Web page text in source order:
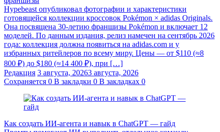
Hypebeast опубликовал фотографии и характеристики
готовящейся коллекции кроссовок Pokémon × adidas Originals.
Она посвящена 30-летию франшизы Pokémon и включает 12
моделей. По данным издания, релиз намечен на сентябрь 2026
года: коллекция должна появиться на adidas.com и у
избранных ритейлеров по всему миру. Цены — от $110 (≈8
800 ₽) до $180 (≈14 400 ₽), при […]
Редакция 3 августа, 20263 августа, 2026
Сохраняется 0 В закладки 0 В закладках 0
Как создать ИИ-агента и навык в ChatGPT — гайд